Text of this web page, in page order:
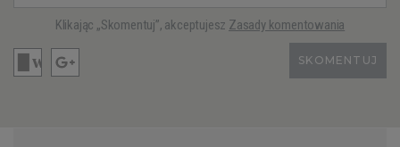
Klikając „Skomentuj”, akceptujesz Zasady komentowania
SKOMENTUJ